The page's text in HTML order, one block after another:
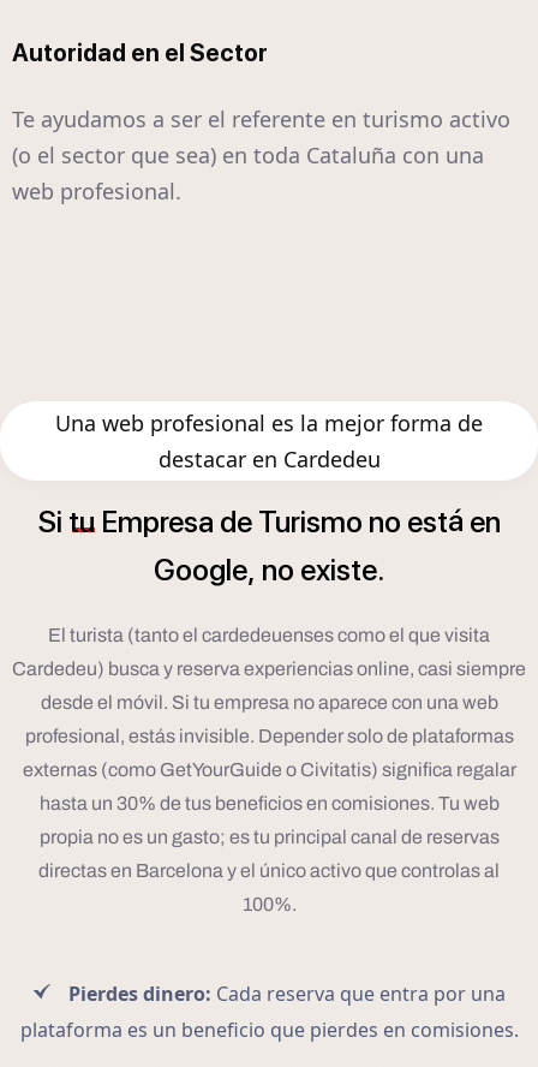
Autoridad en el Sector
Te ayudamos a ser el referente en turismo activo
(o el sector que sea) en toda Cataluña con una
web profesional.
Una web profesional es la mejor forma de
destacar en Cardedeu
Si tu Empresa de Turismo no está en
Google, no existe.
El turista (tanto el cardedeuenses como el que visita
Cardedeu) busca y reserva experiencias online, casi siempre
desde el móvil. Si tu empresa no aparece con una web
profesional, estás invisible. Depender solo de plataformas
externas (como GetYourGuide o Civitatis) significa regalar
hasta un 30% de tus beneficios en comisiones. Tu web
propia no es un gasto; es tu principal canal de reservas
directas en Barcelona y el único activo que controlas al
100%.
Pierdes dinero: Cada reserva que entra por una
plataforma es un beneficio que pierdes en comisiones.